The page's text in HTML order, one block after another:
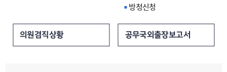
방청신청
의원겸직상황 공무국외출장보고서